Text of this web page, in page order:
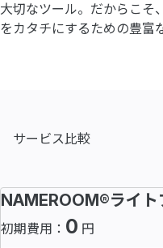
大切なツール。だからこそ
をカタチにするための豊富
サービス比較
NAMEROOM®ライト
初期費用： 0 円